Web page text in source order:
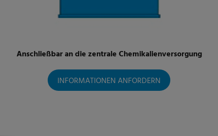
Anschließbar an die zentrale Chemikalienversorgung
INFORMATIONEN ANFORDERN